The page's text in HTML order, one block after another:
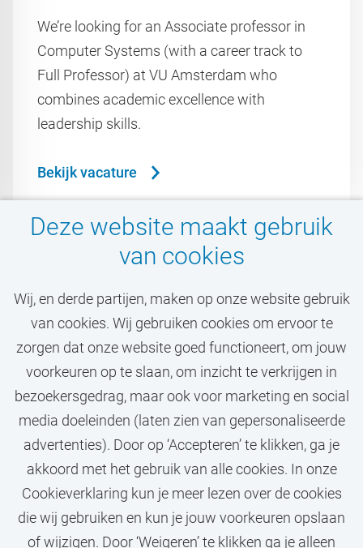
Deze website maakt gebruik
van cookies
Wij, en derde partijen, maken op onze website gebruik
van cookies. Wij gebruiken cookies om ervoor te
zorgen dat onze website goed functioneert, om jouw
voorkeuren op te slaan, om inzicht te verkrijgen in
bezoekersgedrag, maar ook voor marketing en social
media doeleinden (laten zien van gepersonaliseerde
advertenties). Door op ‘Accepteren’ te klikken, ga je
akkoord met het gebruik van alle cookies. In onze
Cookieverklaring kun je meer lezen over de cookies
die wij gebruiken en kun je jouw voorkeuren opslaan
of wijzigen. Door ‘Weigeren’ te klikken ga je alleen
We’re looking for an Associate professor in
Computer Systems (with a career track to
Full Professor) at VU Amsterdam who
combines academic excellence with
leadership skills.
Bekijk vacature
Mis jouw droombaan bij
de VU niet!
STEL JOB ALERT IN